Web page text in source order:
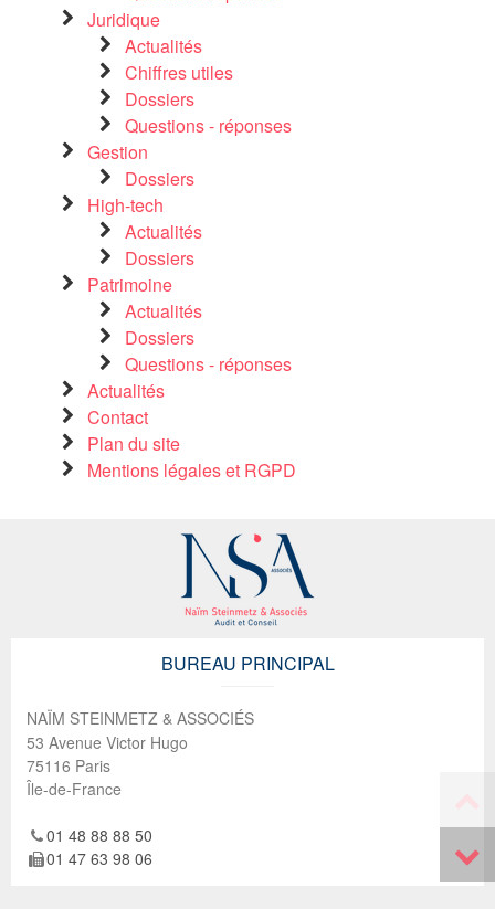
Juridique
Actualités
Chiffres utiles
Dossiers
Questions - réponses
Gestion
Dossiers
High-tech
Actualités
Dossiers
Patrimoine
Actualités
Dossiers
Questions - réponses
Actualités
Contact
Plan du site
Mentions légales et RGPD
BUREAU PRINCIPAL
NAÏM STEINMETZ & ASSOCIÉS
53 Avenue Victor Hugo
75116 Paris
Île-de-France
01 48 88 88 50
01 47 63 98 06